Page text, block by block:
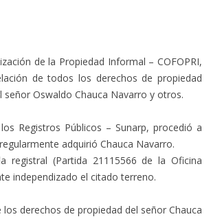
de la Propiedad Informal – COFOPRI,
de todos los derechos de propiedad
Oswaldo Chauca Navarro y otros.
Registros Públicos – Sunarp, procedió a
adquirió Chauca Navarro.
registral (Partida 21115566 de la Oficina
independizado el citado terreno.
derechos de propiedad del señor Chauca